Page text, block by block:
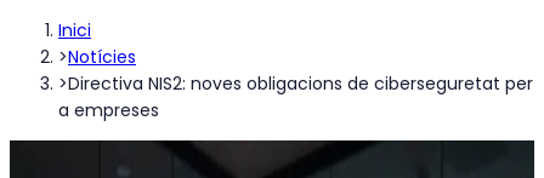
Inici
>Notícies
>Directiva NIS2: noves obligacions de ciberseguretat per
a empreses